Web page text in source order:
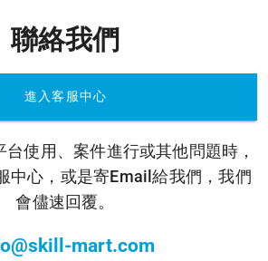
聯絡我們
進入客服中心
使用、案件進行或其他問題時，
中心，或是寄Email給我們，我們
會儘速回覆。
mart.com